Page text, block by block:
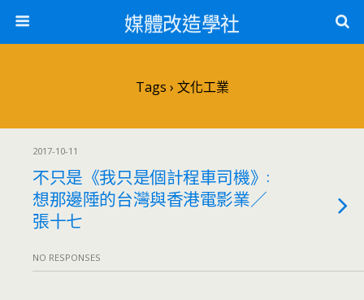
媒體改造學社
Tags › 文化工業
2017-10-11
不只是《我只是個計程車司機》:
想那邊陲的台灣與香港電影業／
張十七
NO RESPONSES